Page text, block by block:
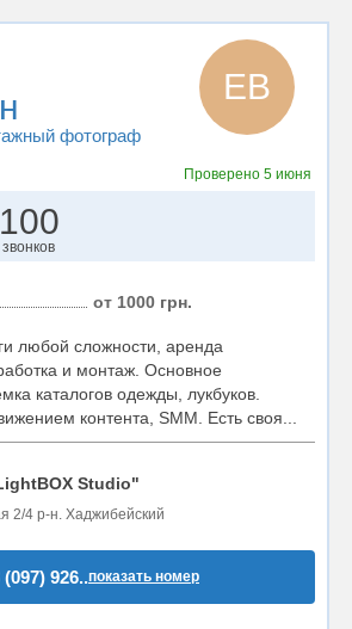
фотограф
ЕВ
Проверено 5 июня
100
звонков
от 1000 грн.
любой сложности, аренда
и монтаж. Основное
каталогов одежды, лукбуков.
контента, SMM. Есть своя...
Studio"
2/4 р-н. Хаджибейский
(097) 926..показать номер